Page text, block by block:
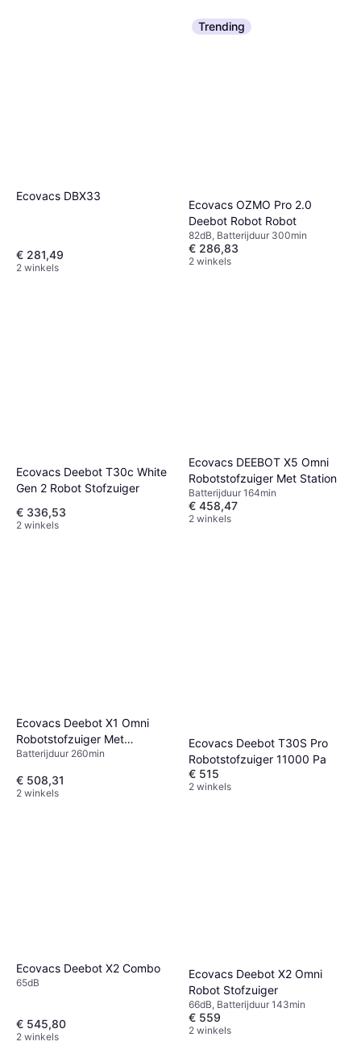
Ecovacs DBX33
€ 281,49
2 winkels
Trending
Ecovacs OZMO Pro 2.0
Deebot Robot Robot
82dB, Batterijduur 300min
€ 286,83
2 winkels
Ecovacs Deebot T30c White
Gen 2 Robot Stofzuiger
€ 336,53
2 winkels
Ecovacs DEEBOT X5 Omni
Robotstofzuiger Met Station
Batterijduur 164min
€ 458,47
2 winkels
Ecovacs Deebot X1 Omni
Robotstofzuiger Met
Dweilfunctie
Batterijduur 260min
€ 508,31
2 winkels
Ecovacs Deebot T30S Pro
Robotstofzuiger 11000 Pa
€ 515
2 winkels
Ecovacs Deebot X2 Combo
65dB
€ 545,80
2 winkels
Ecovacs Deebot X2 Omni
Robot Stofzuiger
66dB, Batterijduur 143min
€ 559
2 winkels